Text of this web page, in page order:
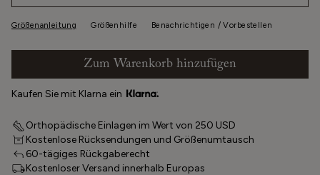
Größenanleitung Größenhilfe Benachrichtigen / Vorbestellen
Zum Warenkorb hinzufügen
Kaufen Sie mit Klarna ein
Orthopädische Einlagen im Wert von 250 USD
Kostenlose Rücksendungen und Größenumtausch
60-tägiges Rückgaberecht
Kostenloser Versand innerhalb Europas